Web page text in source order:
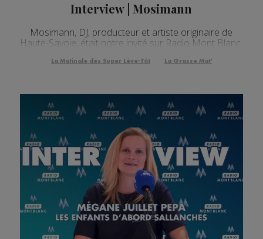
Interview | Mosimann
Mosimann, DJ, producteur et artiste originaire de
Haute-Savoie, était notre invité sur Radio Mont Blanc.
La Matinale des Super Lève-Tôt La Grasse Mat'